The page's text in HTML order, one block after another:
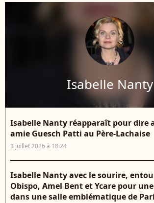
Isabelle Nanty
Isabelle Nanty réapparaît pour dire
amie Guesch Patti au Père-Lachaise
3 juillet 2026 à 18:24
Isabelle Nanty avec le sourire,
Obispo, Amel Bent et Ycare pour
dans une salle emblématique de